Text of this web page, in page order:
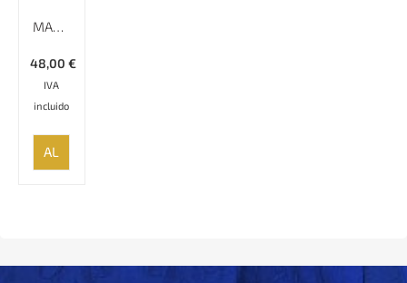
MANTEL DE ALGODÓN ESTAMPADO A MANO,150 CM X 150 CM, GHALAMKAR
€
48,00
IVA
incluido
AL
CARRITO